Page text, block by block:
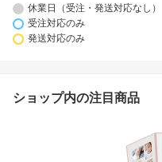
休業日（受注・発送対応なし）
受注対応のみ
発送対応のみ
ショップ内の注目商品